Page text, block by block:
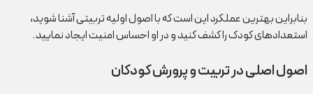
بنابراین بهترین عملکرد این است که با اصول اولیه تربیتی آشنا شوید،
استعدادهای کودک را کشف کنید و در او احساس امنیت ایجاد نمایید.
اصول اصلی در تربیت و پرورش کودکان